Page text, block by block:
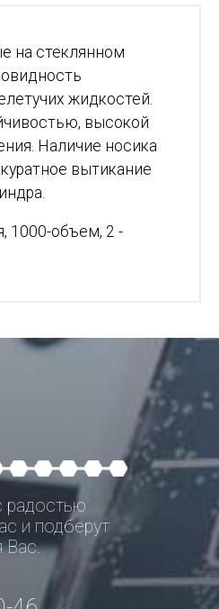
на стеклянном
жидкостей.
высокой
Наличие носика
вытикание
1000-объем, 2 -
радостью
и подберут
Вас.